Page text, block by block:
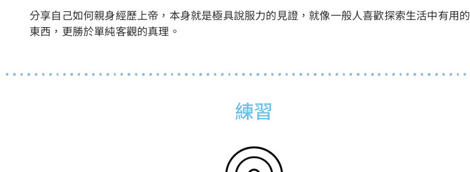
分享自己如何親身經歷上帝，本身就是極具說服力的見證，就像一般人喜歡探索生活中有用的
東西，更勝於單純客觀的真理。
練習